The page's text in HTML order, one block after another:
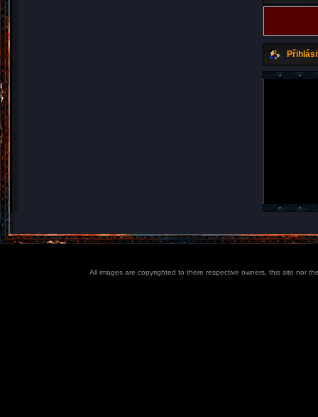
All images are copyrighted to there respective owners, this site nor